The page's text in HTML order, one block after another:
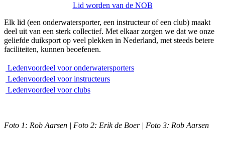
Lid worden van de NOB
Elk lid (een onderwatersporter, een instructeur of een club) maakt
deel uit van een sterk collectief. Met elkaar zorgen we dat we onze
geliefde duiksport op veel plekken in Nederland, met steeds betere
faciliteiten, kunnen beoefenen.
Ledenvoordeel voor onderwatersporters
Ledenvoordeel voor instructeurs
Ledenvoordeel voor clubs
Foto 1: Rob Aarsen | Foto 2: Erik de Boer | Foto 3: Rob Aarsen